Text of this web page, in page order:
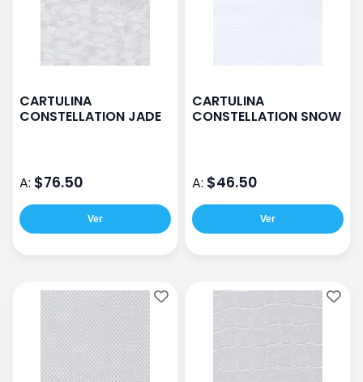
CARTULINA
CONSTELLATION JADE
A: $76.50
Ver
CARTULINA
CONSTELLATION SNOW
A: $46.50
Ver